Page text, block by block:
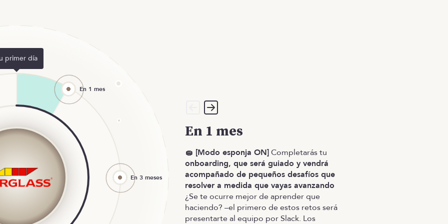
primer día
En 1 mes
🧽 [Modo esponja ON]Completarás tu
onboarding, que será guiado y vendrá
acompañado de pequeños desafíos que
resolver a medida que vayas avanzando
¿Se te ocurre mejor de aprender que
haciendo? –el primero de estos retos será
presentarte al equipo por Slack. Los